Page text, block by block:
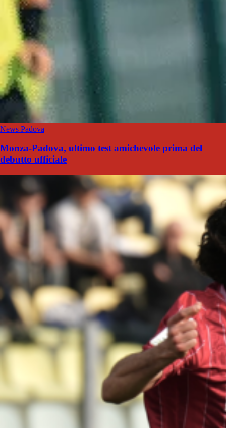
News Padova
Monza-Padova, ultimo test amichevole prima del
debutto ufficiale